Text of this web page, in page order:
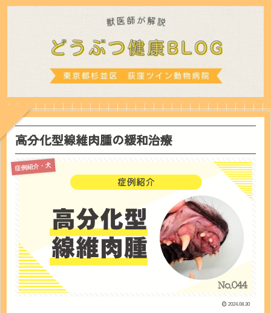
高分化型線維肉腫の緩和治療
症例紹介・犬
2024.08.30